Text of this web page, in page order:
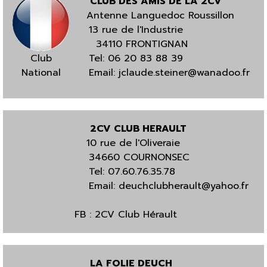
Club
National
Antenne Languedoc Roussillon
13 rue de l'Industrie
34110 FRONTIGNAN
Tel: 06 20 83 88 39
Email: jclaude.steiner@wanadoo.fr
2CV CLUB HERAULT
10 rue de l'Oliveraie
34660 COURNONSEC
Tel: 07.60.76.35.78
Email: deuchclubherault@yahoo.fr
FB : 2CV Club Hérault
LA FOLIE DEUCH